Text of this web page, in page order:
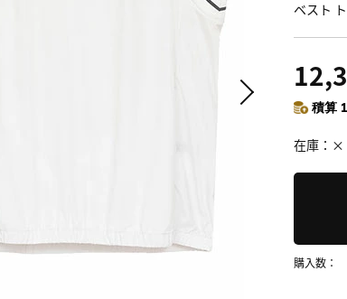
ベスト
積算
在庫 ×
購入数：